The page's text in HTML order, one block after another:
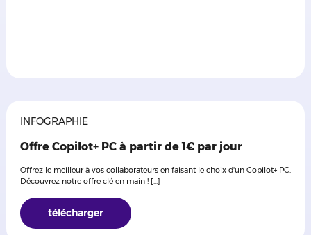
Windows 11
Modernisez vos postes, renforcez votre sécurité et préparez vos équipes à
l’IA avec Windows 11 et les nouveaux Copilot+ PC. Découvrez comment
quotidien. [...]
INFOGRAPHIE
Offre Copilot+ PC à partir de 1€ par jour
Offrez le meilleur à vos collaborateurs en faisant le choix d'un Copilot+ PC.
Découvrez notre offre clé en main ! [...]
télécharger